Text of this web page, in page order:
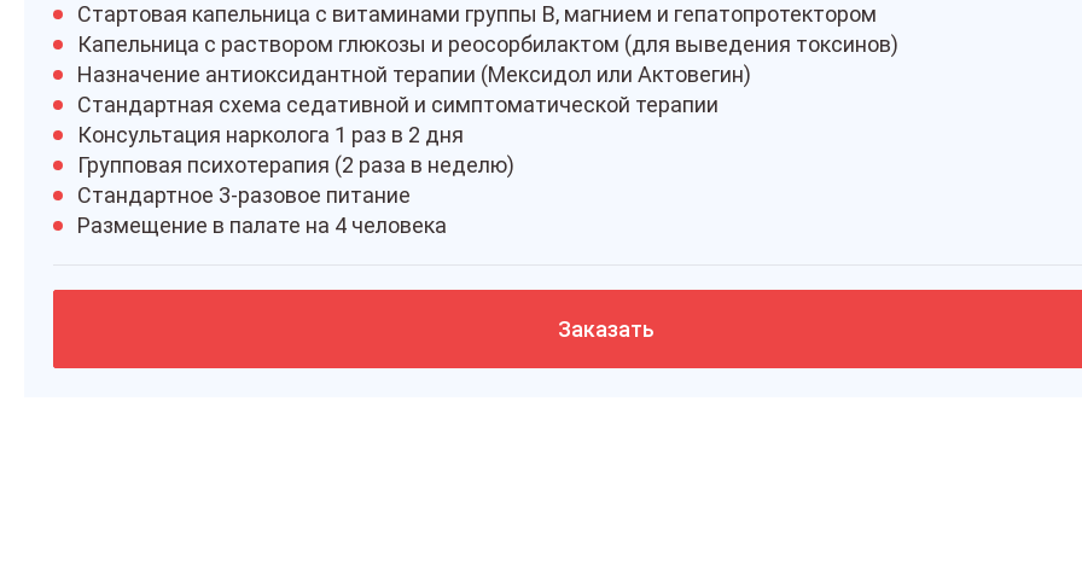
Стартовая капельница с витаминами группы B, магнием и гепатопротектором
Капельница с раствором глюкозы и реосорбилактом (для выведения токсинов)
Назначение антиоксидантной терапии (Мексидол или Актовегин)
Стандартная схема седативной и симптоматической терапии
Консультация нарколога 1 раз в 2 дня
Групповая психотерапия (2 раза в неделю)
Стандартное 3-разовое питание
Размещение в палате на 4 человека
Заказать